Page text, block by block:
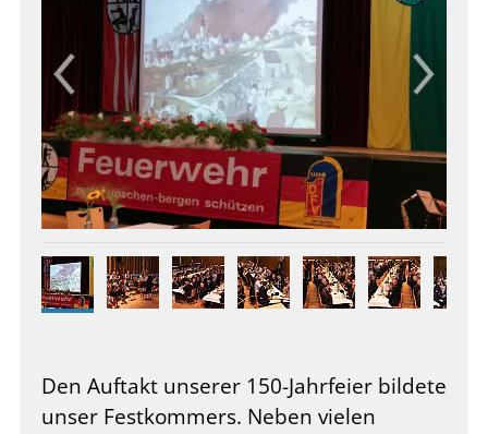
Den Auftakt unserer 150-Jahrfeier bildete
unser Festkommers. Neben vielen